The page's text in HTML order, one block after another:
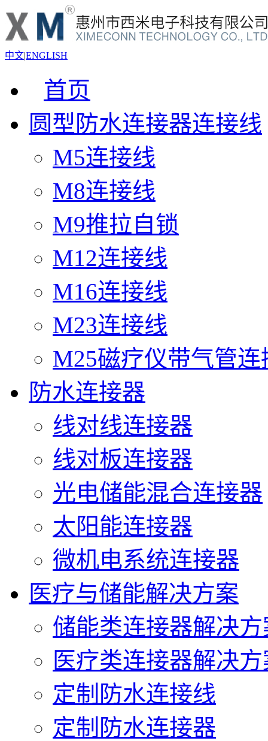
中文|ENGLISH
首页
圆型防水连接器连接线
M5连接线
M8连接线
M9推拉自锁
M12连接线
M16连接线
M23连接线
M25磁疗仪带气管连
防水连接器
线对线连接器
线对板连接器
光电储能混合连接器
太阳能连接器
微机电系统连接器
医疗与储能解决方案
储能类连接器解决方
医疗类连接器解决
定制防水连接线
定制防水连接器